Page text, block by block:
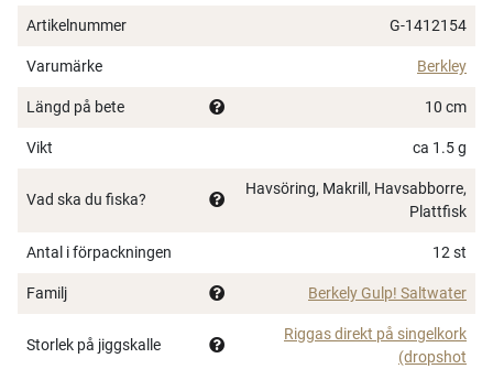
och har en naturlig känsla i vattnet som lurar även
försiktiga fiskar. Perfekt för arter som torsk, makrill,
nedbrytbara, hyperattraktiva och designade för att
Artikelnummer G-1412154
Varumärke Berkley
Längd på bete 10 cm
Vikt ca 1.5 g
Vad ska du fiska?
Havsöring, Makrill, Havsabborre,
Plattfisk
Antal i förpackningen 12 st
Familj Berkely Gulp! Saltwater
Storlek på jiggskalle
Riggas direkt på singelkork
(dropshot